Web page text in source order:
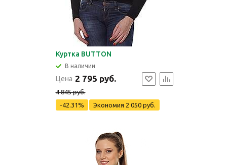
Куртка BUTTON
В наличии
Цена 2 795 руб.
4 845 руб.
-42.31%
Экономия 2 050 руб.